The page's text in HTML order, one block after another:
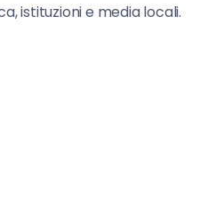
istituzioni e media locali.